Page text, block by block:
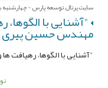
سایت پرتال توسعه پارس - چهارشنبه
"آشنایی با
مهندس حسین پیری
"آشنایی با الگوها،